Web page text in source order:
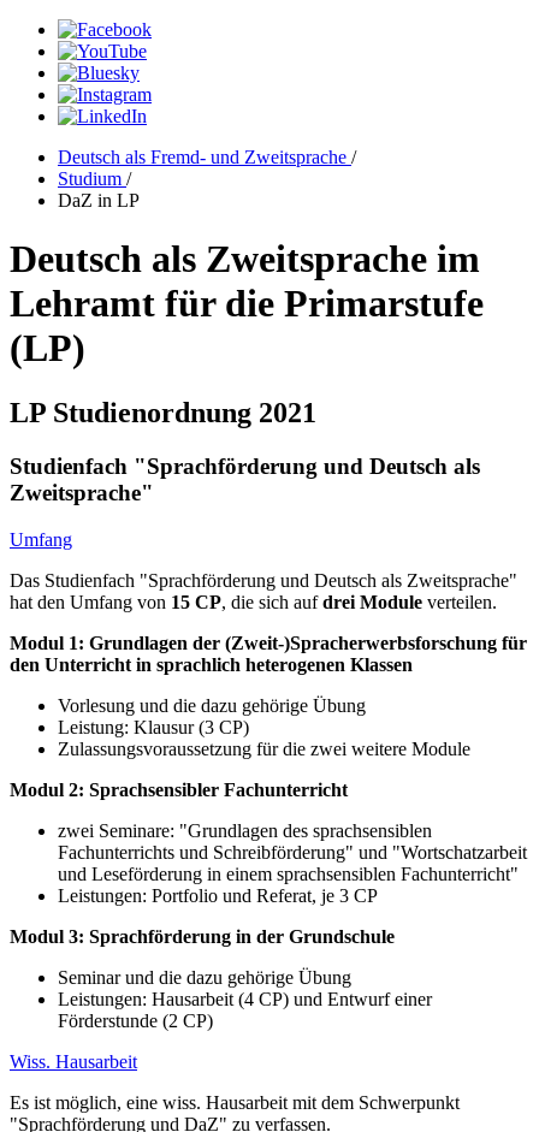
Deutsch als Fremd- und Zweitsprache /
Studium /
DaZ in LP
Deutsch als Zweitsprache im
Lehramt für die Primarstufe
(LP)
LP Studienordnung 2021
Studienfach "Sprachförderung und Deutsch als
Zweitsprache"
Umfang
Das Studienfach "Sprachförderung und Deutsch als Zweitsprache"
hat den Umfang von 15 CP, die sich aufdrei Module verteilen.
Modul 1: Grundlagen der (Zweit-)Spracherwerbsforschung für
den Unterricht in sprachlich heterogenen Klassen
Vorlesung und die dazu gehörige Übung
Leistung: Klausur (3 CP)
Zulassungsvoraussetzung für die zwei weitere Module
Modul 2: Sprachsensibler Fachunterricht
zwei Seminare: "Grundlagen des sprachsensiblen
Fachunterrichts und Schreibförderung" und "Wortschatzarbeit
und Leseförderung in einem sprachsensiblen Fachunterricht"
Leistungen: Portfolio und Referat, je 3 CP
Modul 3: Sprachförderung in der Grundschule
Seminar und die dazu gehörige Übung
Leistungen: Hausarbeit (4 CP) und Entwurf einer
Förderstunde (2 CP)
Wiss. Hausarbeit
Es ist möglich, eine wiss. Hausarbeit mit dem Schwerpunkt
"Sprachförderung und DaZ" zu verfassen.